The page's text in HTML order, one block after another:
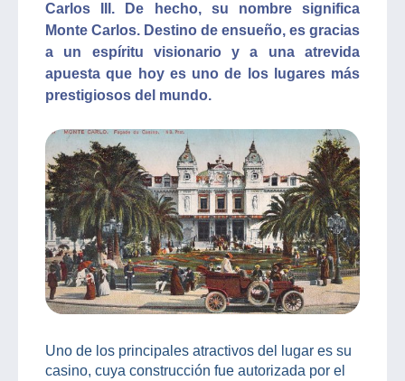
Carlos III. De hecho, su nombre significa
Monte Carlos. Destino de ensueño, es gracias
a un espíritu visionario y a una atrevida
apuesta que hoy es uno de los lugares más
prestigiosos del mundo.
Uno de los principales atractivos del lugar es su
casino, cuya construcción fue autorizada por el